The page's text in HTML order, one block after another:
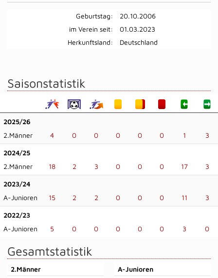
Geburtstag:
20.10.2006
im Verein seit:
01.03.2023
Herkunftsland:
Deutschland
Saisonstatistik
2025/26
2.Männer
4 0 0 0 0 0 1 3
2024/25
2.Männer
18 2 3 0 0 0 17 3
2023/24
A-Junioren
15 2 2 0 0 0 11 3
2022/23
A-Junioren
5 0 0 0 0 0 3 0
Gesamtstatistik
2.Männer
A-Junioren